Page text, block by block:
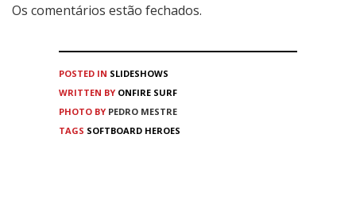
Os comentários estão fechados.
POSTED IN SLIDESHOWS
WRITTEN BY ONFIRE SURF
PHOTO BY PEDRO MESTRE
TAGS SOFTBOARD HEROES